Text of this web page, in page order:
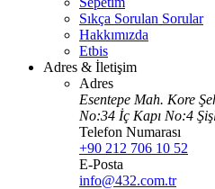
Sıkça Sorulan Sorular
Hakkımızda
Etbis
Adres & İletişim
Adres
Esentepe Mah. Kore
No:34 İç Kapı No:4
Telefon Numarası
+90 212 706 10 52
E-Posta
info@432.com.tr